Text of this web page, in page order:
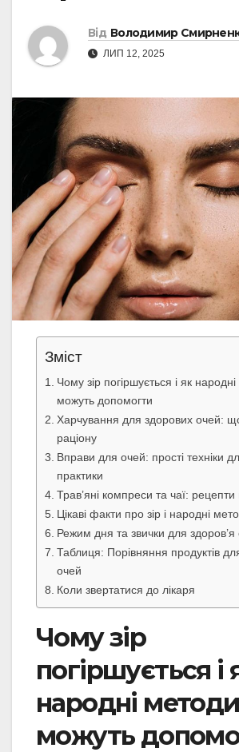
Від Володимир
ЛИП 12, 2025
Зміст
Чому зір погіршується і як
можуть допомогти
Харчування для здорових очей:
раціону
Вправи для очей: прості техніки
практики
Трав’яні компреси та чаї: рецепти
Цікаві факти про зір і народні
Режим дня та звички для здоров’я
Таблиця: Порівняння продуктів
очей
Коли звертатися до лікаря
Чому зір
погіршується і
народні методи
можуть